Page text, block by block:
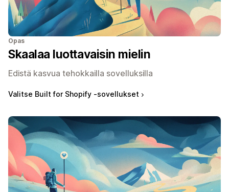
Opas
Skaalaa luottavaisin mielin
Edistä kasvua tehokkailla sovelluksilla
Valitse Built for Shopify ‑sovellukset